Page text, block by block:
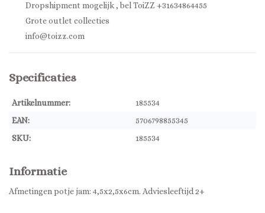
Dropshipment mogelijk , bel ToiZZ +31634864455
Grote outlet collecties
info@toizz.com
Specificaties
Artikelnummer:
185534
EAN:
5706798855345
SKU:
185534
Informatie
Afmetingen potje jam: 4,5x2,5x6cm. Adviesleeftijd 2+